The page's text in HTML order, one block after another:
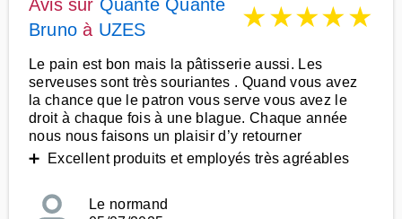
Avis sur Quante Quante
Bruno à UZES ★★★★★
Le pain est bon mais la pâtisserie aussi. Les
serveuses sont très souriantes . Quand vous avez
la chance que le patron vous serve vous avez le
droit à chaque fois à une blague. Chaque année
nous nous faisons un plaisir d’y retourner
➕ Excellent produits et employés très agréables
Le normand